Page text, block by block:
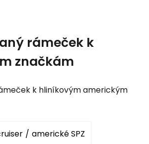
rámeček k
značkám
k hliníkovým americkým
americké SPZ